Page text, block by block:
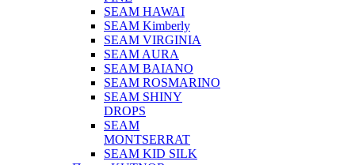
SEAM HAWAI
SEAM Kimberly
SEAM VIRGINIA
SEAM AURA
SEAM BAIANO
SEAM ROSMARINO
SEAM SHINY
DROPS
SEAM
MONTSERRAT
SEAM KID SILK